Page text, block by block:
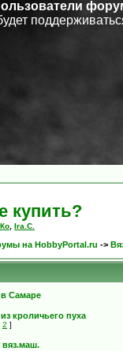
купить?
Ira.C.
на HobbyPortal.ru ->
Самаре
кроличьего пуха
2 ]
вяз.маш.